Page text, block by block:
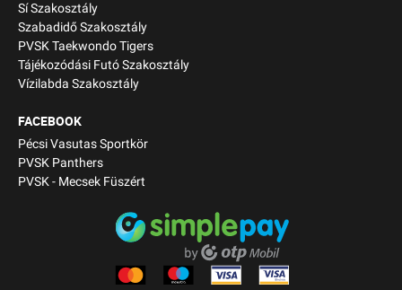
Sí Szakosztály
Szabadidő Szakosztály
PVSK Taekwondo Tigers
Tájékozódási Futó Szakosztály
Vízilabda Szakosztály
FACEBOOK
Pécsi Vasutas Sportkör
PVSK Panthers
PVSK - Mecsek Füszért